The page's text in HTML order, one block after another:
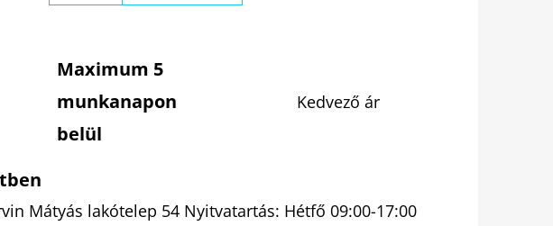
Maximum 5
munkanapon
belül
Kedvező ár
Mátyás lakótelep 54 Nyitvatartás: Hétfő 09:00-17:00